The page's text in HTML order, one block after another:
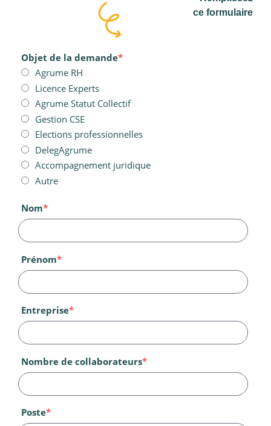
ce formulaire
Objet de la demande*
Agrume RH
Licence Experts
Agrume Statut Collectif
Gestion CSE
Elections professionnelles
DelegAgrume
Accompagnement juridique
Autre
Nom*
Prénom*
Entreprise*
Nombre de collaborateurs*
Poste*